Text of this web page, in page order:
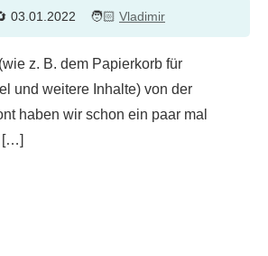
03.01.2022 Vladimir
z. B. dem Papierkorb für
und weitere Inhalte) von der
haben wir schon ein paar mal
[…]